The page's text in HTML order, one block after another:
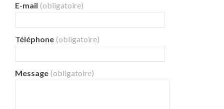
E-mail (obligatoire)
Téléphone (obligatoire)
Message (obligatoire)